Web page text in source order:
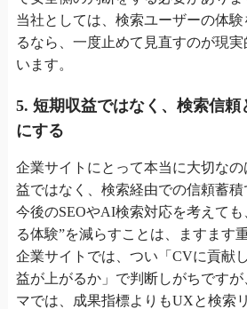
当社としては、検索ユーザーの体
るなら、一度止めて見直すのが現
います。
5. 短期収益ではなく、検索信頼
にする
企業サイトにとって本当に大切な
益ではなく、検索経由での信頼蓄積
今後のSEOやAI検索対応を考えて
る体験”を減らすことは、ますます
企業サイトでは、つい「CVに貢献
益が上がるか」で判断しがちです
マでは、成果指標よりもUXと検索